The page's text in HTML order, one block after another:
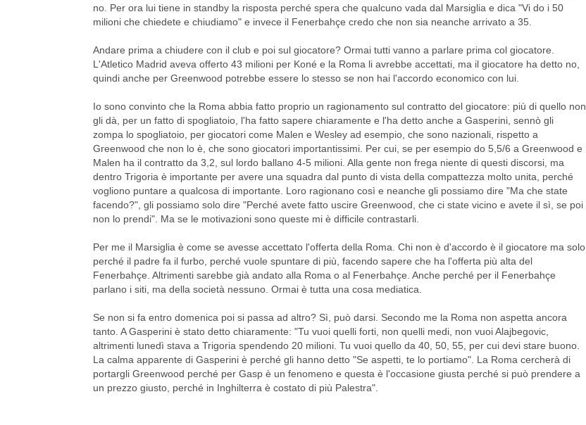
no. Per ora lui tiene in standby la risposta perché spera che qualcuno vada dal Marsiglia e dica "Vi do i 50
milioni che chiedete e chiudiamo" e invece il Fenerbahçe credo che non sia neanche arrivato a 35.
Andare prima a chiudere con il club e poi sul giocatore? Ormai tutti vanno a parlare prima col giocatore.
L'Atletico Madrid aveva offerto 43 milioni per Koné e la Roma li avrebbe accettati, ma il giocatore ha detto no,
quindi anche per Greenwood potrebbe essere lo stesso se non hai l'accordo economico con lui.
Io sono convinto che la Roma abbia fatto proprio un ragionamento sul contratto del giocatore: più di quello non
gli dà, per un fatto di spogliatoio, l'ha fatto sapere chiaramente e l'ha detto anche a Gasperini, sennò gli
zompa lo spogliatoio, per giocatori come Malen e Wesley ad esempio, che sono nazionali, rispetto a
Greenwood che non lo è, che sono giocatori importantissimi. Per cui, se per esempio do 5,5/6 a Greenwood e
Malen ha il contratto da 3,2, sul lordo ballano 4-5 milioni. Alla gente non frega niente di questi discorsi, ma
dentro Trigoria è importante per avere una squadra dal punto di vista della compattezza molto unita, perché
vogliono puntare a qualcosa di importante. Loro ragionano così e neanche gli possiamo dire "Ma che state
facendo?", gli possiamo solo dire "Perché avete fatto uscire Greenwood, che ci state vicino e avete il sì, se poi
non lo prendi". Ma se le motivazioni sono queste mi è difficile contrastarli.
Per me il Marsiglia è come se avesse accettato l'offerta della Roma. Chi non è d'accordo è il giocatore ma solo
perché il padre fa il furbo, perché vuole spuntare di più, facendo sapere che ha l'offerta più alta del
Fenerbahçe. Altrimenti sarebbe già andato alla Roma o al Fenerbahçe. Anche perché per il Fenerbahçe
parlano i siti, ma della società nessuno. Ormai è tutta una cosa mediatica.
Se non si fa entro domenica poi si passa ad altro? Sì, può darsi. Secondo me la Roma non aspetta ancora
tanto. A Gasperini è stato detto chiaramente: "Tu vuoi quelli forti, non quelli medi, non vuoi Alajbegovic,
altrimenti lunedì stava a Trigoria spendendo 20 milioni. Tu vuoi quello da 40, 50, 55, per cui devi stare buono.
La calma apparente di Gasperini è perché gli hanno detto "Se aspetti, te lo portiamo". La Roma cercherà di
portargli Greenwood perché per Gasp è un fenomeno e questa è l'occasione giusta perché si può prendere a
un prezzo giusto, perché in Inghilterra è costato di più Palestra".